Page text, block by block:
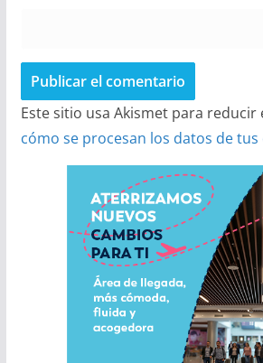
Este sitio usa Akismet para reducir
cómo se procesan los datos de